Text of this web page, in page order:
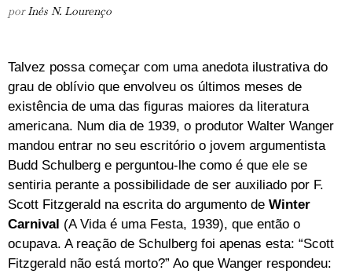
porInês N. Lourenço
Talvez possa começar com uma anedota ilustrativa do
grau de oblívio que envolveu os últimos meses de
existência de uma das figuras maiores da literatura
americana. Num dia de 1939, o produtor Walter Wanger
mandou entrar no seu escritório o jovem argumentista
Budd Schulberg e perguntou-lhe como é que ele se
sentiria perante a possibilidade de ser auxiliado por F.
Scott Fitzgerald na escrita do argumento de Winter
Carnival (A Vida é uma Festa, 1939), que então o
ocupava. A reação de Schulberg foi apenas esta: “Scott
Fitzgerald não está morto?” Ao que Wanger respondeu: